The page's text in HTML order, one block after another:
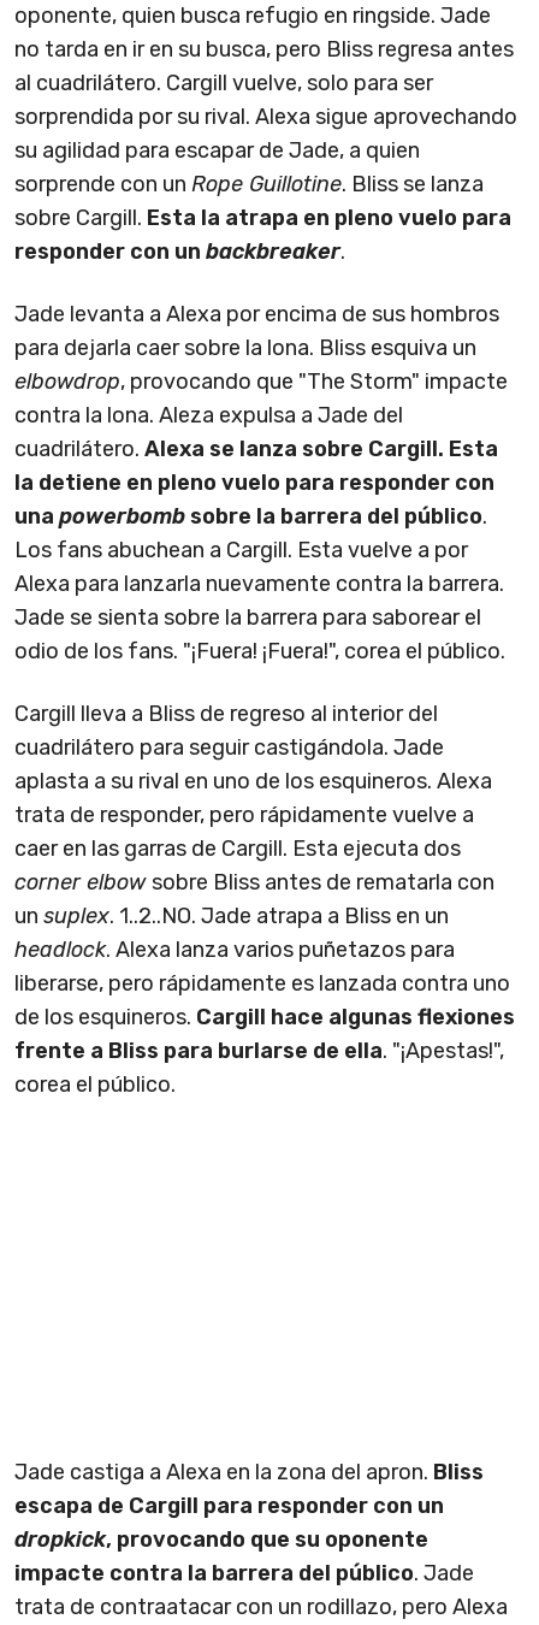
oponente, quien busca refugio en ringside. Jade
no tarda en ir en su busca, pero Bliss regresa antes
al cuadrilátero. Cargill vuelve, solo para ser
sorprendida por su rival. Alexa sigue aprovechando
su agilidad para escapar de Jade, a quien
sorprende con un Rope Guillotine. Bliss se lanza
sobre Cargill. Esta la atrapa en pleno vuelo para
responder con un backbreaker.
Jade levanta a Alexa por encima de sus hombros
para dejarla caer sobre la lona. Bliss esquiva un
elbowdrop, provocando que "The Storm" impacte
contra la lona. Aleza expulsa a Jade del
cuadrilátero. Alexa se lanza sobre Cargill. Esta
la detiene en pleno vuelo para responder con
una powerbombsobre la barrera del público.
Los fans abuchean a Cargill. Esta vuelve a por
Alexa para lanzarla nuevamente contra la barrera.
Jade se sienta sobre la barrera para saborear el
odio de los fans. "¡Fuera! ¡Fuera!", corea el público.
Cargill lleva a Bliss de regreso al interior del
cuadrilátero para seguir castigándola. Jade
aplasta a su rival en uno de los esquineros. Alexa
trata de responder, pero rápidamente vuelve a
caer en las garras de Cargill. Esta ejecuta dos
corner elbowsobre Bliss antes de rematarla con
un suplex. 1..2..NO. Jade atrapa a Bliss en un
headlock. Alexa lanza varios puñetazos para
liberarse, pero rápidamente es lanzada contra uno
de los esquineros. Cargill hace algunas flexiones
frente a Bliss para burlarse de ella. "¡Apestas!",
corea el público.
Jade castiga a Alexa en la zona del apron. Bliss
escapa de Cargill para responder con un
dropkick, provocando que su oponente
impacte contra la barrera del público. Jade
trata de contraatacar con un rodillazo, pero Alexa